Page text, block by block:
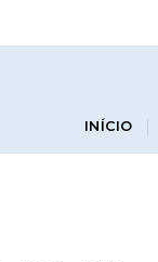
INÍCIO